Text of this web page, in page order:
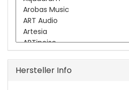
Hersteller Info